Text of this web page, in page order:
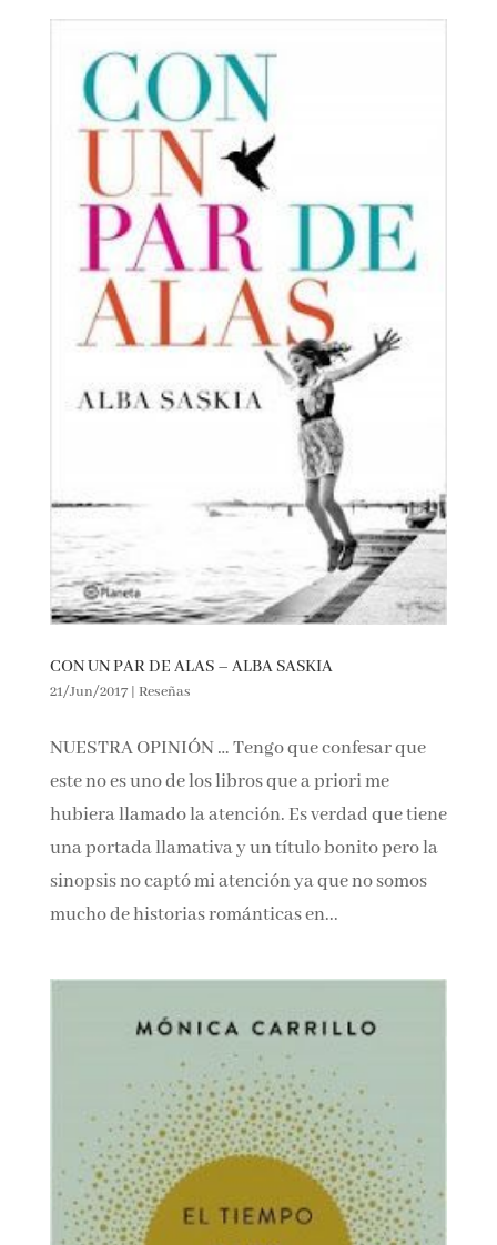
CON UN PAR DE ALAS – ALBA SASKIA
NUESTRA OPINIÓN … Tengo que confesar que
este no es uno de los libros que a priori me